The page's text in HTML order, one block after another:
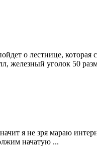
о лестнице,
железный уголок 50
я не зря мараю
начатую ...